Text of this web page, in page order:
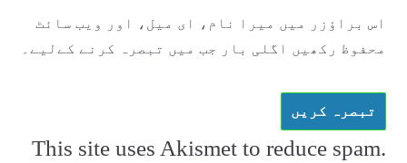
اس براؤزر میں میرا نام، ای میل، اور ویب سائٹ
محفوظ رکھیں اگلی بار جب میں تبصرہ کرنے کےلیے۔
This site uses Akismet to reduce spam.